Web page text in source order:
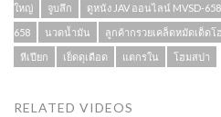
ใหญ่ จูบลึก ดูหนัง JAV ออนไลน์ MVSD-658
658 นวดน้ำมัน ลูกค้ากรวยเคล็ดหมัดเด็ดโ
หีเปียก เย็ดดุเดือด แตกรใน โฮมสปา
RELATED VIDEOS